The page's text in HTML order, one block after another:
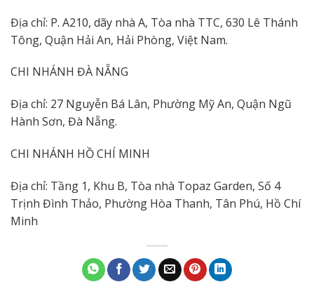
Địa chỉ: P. A210, dãy nhà A, Tòa nhà TTC, 630 Lê Thánh
Tông, Quận Hải An, Hải Phòng, Việt Nam.
CHI NHÁNH ĐÀ NẴNG
Địa chỉ: 27 Nguyễn Bá Lân, Phường Mỹ An, Quận Ngũ
Hành Sơn, Đà Nẵng.
CHI NHÁNH HỒ CHÍ MINH
Địa chỉ: Tầng 1, Khu B, Tòa nhà Topaz Garden, Số 4
Trịnh Đình Thảo, Phường Hòa Thanh, Tân Phú, Hồ Chí
Minh